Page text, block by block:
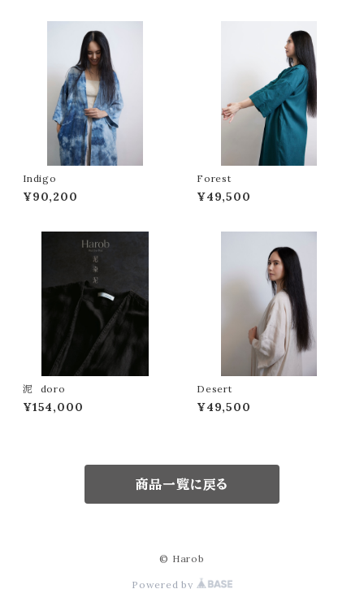
Indigo
¥90,200
Forest
¥49,500
泥 doro
¥154,000
Desert
¥49,500
商品一覧に戻る
© Harob
Powered by